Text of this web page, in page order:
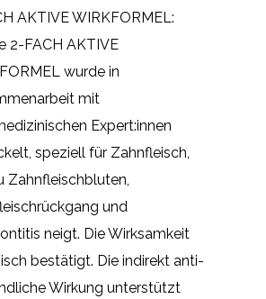
AKTIVE WIRKFORMEL:
2-FACH AKTIVE
wurde in
mit
Expert:innen
speziell für Zahnfleisch,
Zahnfleischbluten,
und
neigt. Die Wirksamkeit
bestätigt. Die indirekt anti-
Wirkung unterstützt